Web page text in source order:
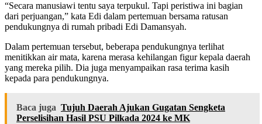
“Secara manusiawi tentu saya terpukul. Tapi peristiwa ini bagian
dari perjuangan,” kata Edi dalam pertemuan bersama ratusan
pendukungnya di rumah pribadi Edi Damansyah.
Dalam pertemuan tersebut, beberapa pendukungnya terlihat
menitikkan air mata, karena merasa kehilangan figur kepala daerah
yang mereka pilih. Dia juga menyampaikan rasa terima kasih
kepada para pendukungnya.
Baca juga Tujuh Daerah Ajukan Gugatan Sengketa
Perselisihan Hasil PSU Pilkada 2024 ke MK